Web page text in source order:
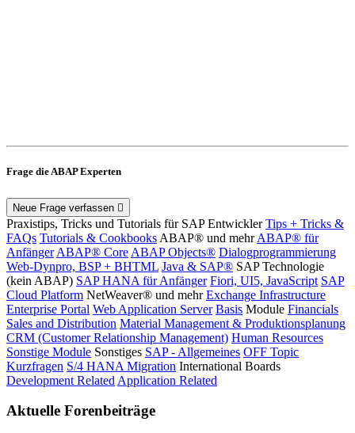
Frage die ABAP Experten
Neue Frage verfassen
Praxistips, Tricks und Tutorials für SAP Entwickler Tips + Tricks &
FAQs Tutorials & Cookbooks ABAP® und mehr ABAP® für
Anfänger ABAP® Core ABAP Objects® Dialogprogrammierung
Web-Dynpro, BSP + BHTML Java & SAP® SAP Technologie
(kein ABAP) SAP HANA für Anfänger Fiori, UI5, JavaScript SAP
Cloud Platform NetWeaver® und mehr Exchange Infrastructure
Enterprise Portal Web Application Server Basis Module Financials
Sales and Distribution Material Management & Produktionsplanung
CRM (Customer Relationship Management) Human Resources
Sonstige Module Sonstiges SAP - Allgemeines OFF Topic
Kurzfragen S/4 HANA Migration International Boards
Development Related Application Related
Aktuelle Forenbeiträge